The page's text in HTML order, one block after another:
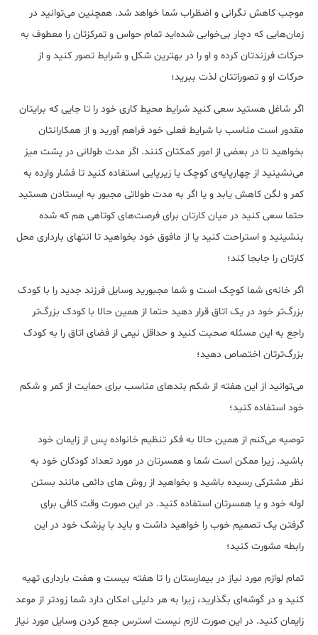
موجب کاهش نگرانی و اضظراب شما خواهد شد. همچنین می‌توانید در
زمان‌هایی که دچار بی‌خوابی شده‌اید تمام حواس و تمرکزتان را معطوف به
حرکات فرزندتان کرده و او را در بهترین شکل و شرایط تصور کنید و از
حرکات او و تصوراتتان لذت ببرید؛
اگر شاغل هستید سعی کنید شرایط محیط کاری خود را تا جایی که برایتان
مقدور است مناسب با شرایط فعلی خود فراهم آورید و از همکارانتان
بخواهید تا در بعضی از امور کمکتان کنند. اگر مدت طولانی در پشت میز
می‌نشینید از چهارپایه‌ی کوچک یا زیرپایی استفاده کنید تا فشار وارده به
کمر و لگن کاهش یابد و یا اگر به مدت طولاتی مجبور به ایستادن هستید
حتما سعی کنید در میان کارتان برای فرصت‌های کوتاهی هم که شده
بنشینید و استراحت کنید یا از مافوق خود بخواهید تا انتهای بارداری محل
کارتان را جابجا کند؛
اگر خانه‌ی شما کوچک است و شما مجبورید وسایل فرزند جدید را با کودک
بزرگ‌تر خود در یک اتاق قرار دهید حتما از همین حالا با کودک بزرگ‌تر
راجع به این مسئله صحبت کنید و حداقل نیمی از فضای اتاق را به کودک
بزرگ‌ترتان اختصاص دهید؛
می‌توانید از این هفته از شکم بندهای مناسب برای حمایت از کمر و شکم
خود استفاده کنید؛
توصیه می‌کنم از همین حالا به فکر تنظیم خانواده پس از زایمان خود
باشید. زیرا ممکن است شما و همسرتان در مورد تعداد کودکان خود به
نظر مشترکی رسیده باشید و بخواهید از روش های دائمی مانند بستن
لوله خود و یا همسرتان استفاده کنید. در این صورت وقت کافی برای
گرفتن یک تصمیم خوب را خواهید داشت و باید با پزشک خود در این
رابطه مشورت کنید؛
تمام لوازم مورد نیاز در بیمارستان را تا هفته بیست و هفت بارداری تهیه
کنید و در گوشه‌ای بگذارید، زیرا به هر دلیلی امکان دارد شما زودتر از موعد
زایمان کنید. در این صورت لازم نیست استرس جمع کردن وسایل مورد نیاز